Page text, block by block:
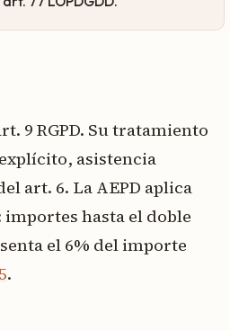
9 RGPD. Su tratamiento
asistencia
art. 6. La AEPD aplica
hasta el doble
el 6% del importe
.